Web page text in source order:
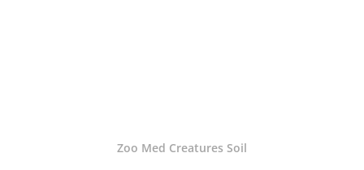
Zoo Med Creatures Soil